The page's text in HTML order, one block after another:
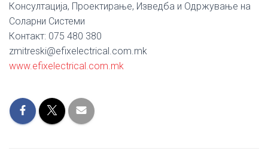
Консултација, Проектирање, Изведба и Одржување на
Соларни Системи
Контакт: 075 480 380
zmitreski@efixelectrical.com.mk
www.efixelectrical.com.mk